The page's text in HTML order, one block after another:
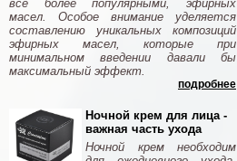
все более популярными, эфирных
масел. Особое внимание уделяется
составлению уникальных композиций
эфирных масел, которые при
минимальном введении давали бы
максимальный эффект.
подробнее
Ночной крем для лица -
важная часть ухода
Ночной крем необходим